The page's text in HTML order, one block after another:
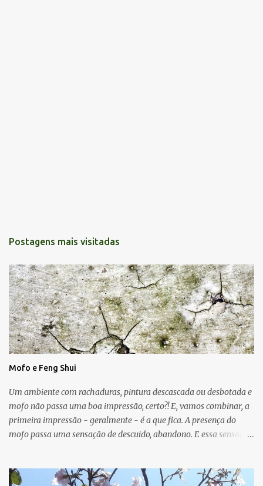
Postagens mais visitadas
Mofo e Feng Shui
Um ambiente com rachaduras, pintura descascada ou desbotada e
mofo não passa uma boa impressão, certo?! E, vamos combinar, a
primeira impressão - geralmente - é a que fica. A presença do
mofo passa uma sensação de descuido, abandono. E essa sensação,
devido as condições de umidade, falta de luz e falta de ventilação.